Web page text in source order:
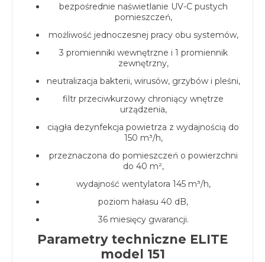
bezpośrednie naświetlanie UV-C pustych
pomieszczeń,
możliwość jednoczesnej pracy obu systemów,
3 promienniki wewnętrzne i 1 promiennik
zewnętrzny,
neutralizacja bakterii, wirusów, grzybów i pleśni,
filtr przeciwkurzowy chroniący wnętrze
urządzenia,
ciągła dezynfekcja powietrza z wydajnością do
150 m³/h,
przeznaczona do pomieszczeń o powierzchni
do 40 m²,
wydajność wentylatora 145 m³/h,
poziom hałasu 40 dB,
36 miesięcy gwarancji.
Parametry techniczne ELITE
model 151